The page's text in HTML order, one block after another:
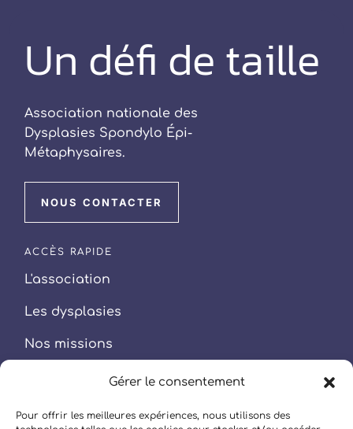
Gérer le consentement
Pour offrir les meilleures expériences, nous utilisons des
Un défi de taille
Association nationale des
Dysplasies Spondylo Épi-
Métaphysaires.
NOUS CONTACTER
ACCÈS RAPIDE
L'association
Les dysplasies
Nos missions
Vos droits & Questions